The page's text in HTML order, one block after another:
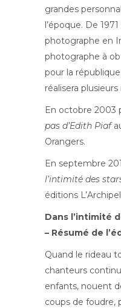
grandes
l’époque. De
photographe en
photographe à
pour la
réalisera
En octobre 2003
pas d’Edith Piaf
Orangers.
En septembre
l’intimité des
éditions
Dans l’intimité
– Résumé de
Quand le rideau
chanteurs
enfants, nouent
coups de foudre,